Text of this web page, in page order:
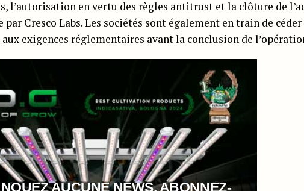
l’autorisation en vertu des règles antitrust et la clôture de
par Cresco Labs. Les sociétés sont également en train de
exigences réglementaires avant la conclusion de
AUCUNE NEWS, ABONNEZ-